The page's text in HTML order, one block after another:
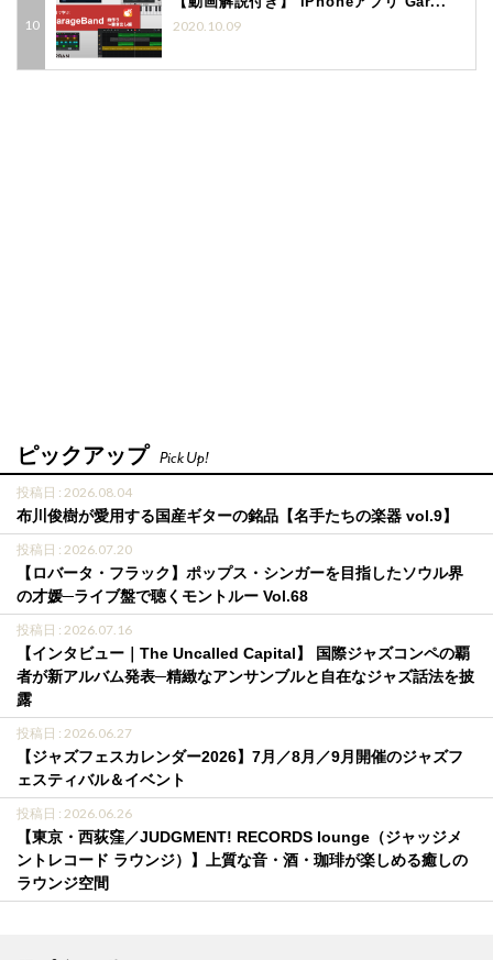
2020.10.09
ピックアップ Pick Up!
投稿日 : 2026.08.04
布川俊樹が愛用する国産ギターの銘品【名手たちの楽器 vol.9】
投稿日 : 2026.07.20
【ロバータ・フラック】ポップス・シンガーを目指したソウル界
の才媛─ライブ盤で聴くモントルー Vol.68
投稿日 : 2026.07.16
【インタビュー｜The Uncalled Capital】 国際ジャズコンペの覇
者が新アルバム発表─精緻なアンサンブルと自在なジャズ話法を披
露
投稿日 : 2026.06.27
【ジャズフェスカレンダー2026】7月／8月／9月開催のジャズフ
ェスティバル＆イベント
投稿日 : 2026.06.26
【東京・西荻窪／JUDGMENT! RECORDS lounge（ジャッジメ
ントレコード ラウンジ）】上質な音・酒・珈琲が楽しめる癒しの
ラウンジ空間